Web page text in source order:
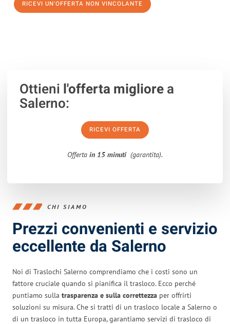
RICEVI UN'OFFERTA NON VINCOLANTE
Ottieni l'offerta migliorea
Salerno:
RICEVI OFFERTA
Offerta in 15 minuti (garantita).
CHI SIAMO
Prezzi convenienti e servizio
eccellente da Salerno
Noi di Traslochi Salerno comprendiamo che i costi sono un
fattore cruciale quando si pianifica il trasloco. Ecco perché
puntiamo sulla trasparenza e sulla correttezza per offrirti
soluzioni su misura. Che si tratti di un trasloco locale a Salerno o
di un trasloco in tutta Europa, garantiamo servizi di trasloco di